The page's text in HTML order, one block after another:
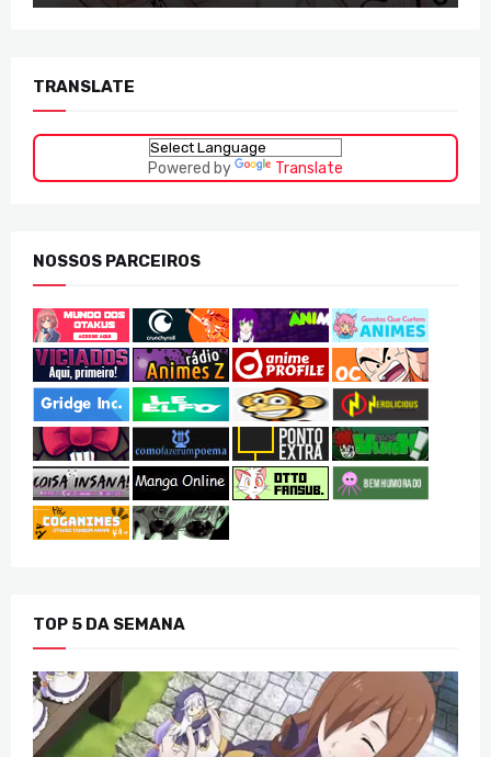
TRANSLATE
Powered by Translate
NOSSOS PARCEIROS
TOP 5 DA SEMANA